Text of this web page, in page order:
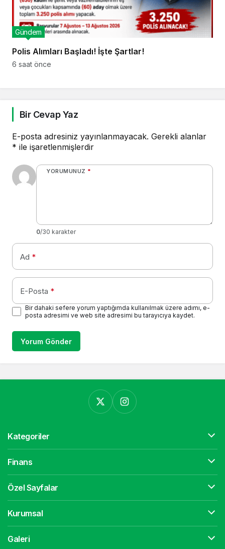
Polis Alımları Başladı! İşte Şartlar!
Gündem
6 saat önce
Bir Cevap Yaz
E-posta adresiniz yayınlanmayacak. Gerekli alanlar
* ile işaretlenmişlerdir
YORUMUNUZ *
0/30 karakter
Ad *
E-Posta *
Bir dahaki sefere yorum yaptığımda kullanılmak üzere adımı, e-
posta adresimi ve web site adresimi bu tarayıcıya kaydet.
Yorum Gönder
Kategoriler
Finans
Özel Sayfalar
Kurumsal
Galeri